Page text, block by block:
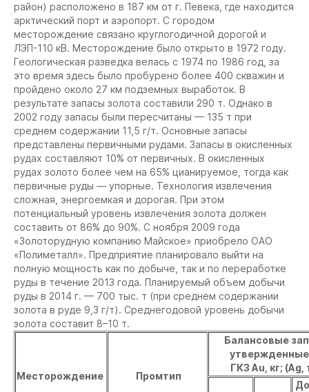
район) расположено в 187 км от г. Певека, где находится
арктический порт и аэропорт. С городом
месторождение связано круглогодичной дорогой и
ЛЭП-110 кВ. Месторождение было открыто в 1972 году.
Геологическая разведка велась с 1974 по 1986 год, за
это время здесь было пробурено более 400 скважин и
пройдено около 27 км подземных выработок. В
результате запасы золота составили 290 т. Однако в
2002 году запасы были пересчитаны — 135 т при
среднем содержании 11,5 г/т. Основные запасы
представлены первичными рудами. Запасы в окисленных
рудах составляют 10% от первичных. В окисленных
рудах золото более чем на 65% цианируемое, тогда как
первичные руды — упорные. Технология извлечения
сложная, энергоемкая и дорогая. При этом
потенциальный уровень извлечения золота должен
составить от 86% до 90%. С ноября 2009 года
«Золоторудную компанию Майское» приобрело ОАО
«Полиметалл». Предприятие планировало выйти на
полную мощность как по добыче, так и по переработке
руды в течение 2013 года. Планируемый объем добычи
руды в 2014 г. — 700 тыс. т (при среднем содержании
золота в руде 9,3 г/т). Среднегодовой уровень добычи
золота составит 8–10 т.
Месторождение Промтип
Балансовые
ГКЗ Au, кг; (Ag,